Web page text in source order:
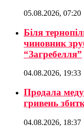
05.08.2026, 07:20
Біля
чиновник
“Загребелля”
04.08.2026, 19:33
Продала меду
гривень
04.08.2026, 18:37